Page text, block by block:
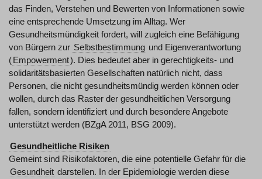
das Finden, Verstehen und Bewerten von Informationen sowie
eine entsprechende Umsetzung im Alltag. Wer
Gesundheitsmündigkeit fordert, will zugleich eine Befähigung
von Bürgern zur Selbstbestimmung und Eigenverantwortung
(Empowerment). Dies bedeutet aber in gerechtigkeits- und
solidaritätsbasierten Gesellschaften natürlich nicht, dass
Personen, die nicht gesundheitsmündig werden können oder
wollen, durch das Raster der gesundheitlichen Versorgung
fallen, sondern identifiziert und durch besondere Angebote
unterstützt werden (BZgA 2011, BSG 2009).
Gesundheitliche Risiken
Gemeint sind Risikofaktoren, die eine potentielle Gefahr für die
Gesundheit darstellen. In der Epidemiologie werden diese